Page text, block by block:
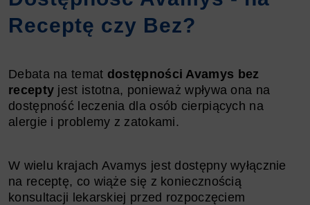
Receptę czy Bez?
Debata na temat dostępności Avamys bez
recepty jest istotna, ponieważ wpływa ona na
dostępność leczenia dla osób cierpiących na
alergie i problemy z zatokami.
W wielu krajach Avamys jest dostępny wyłącznie
na receptę, co wiąże się z koniecznością
konsultacji lekarskiej przed rozpoczęciem